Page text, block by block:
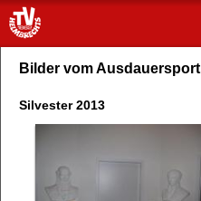
Bilder vom Ausdauersport
Silvester 2013